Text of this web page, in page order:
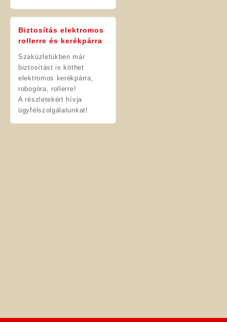
Biztosítás elektromos
rollerre és kerékpárra
Szaküzletükben már
biztosítást is köthet
elektromos kerékpárra,
robogóra, rollerre!
A részletekért hívja
ügyfélszolgálatunkat!